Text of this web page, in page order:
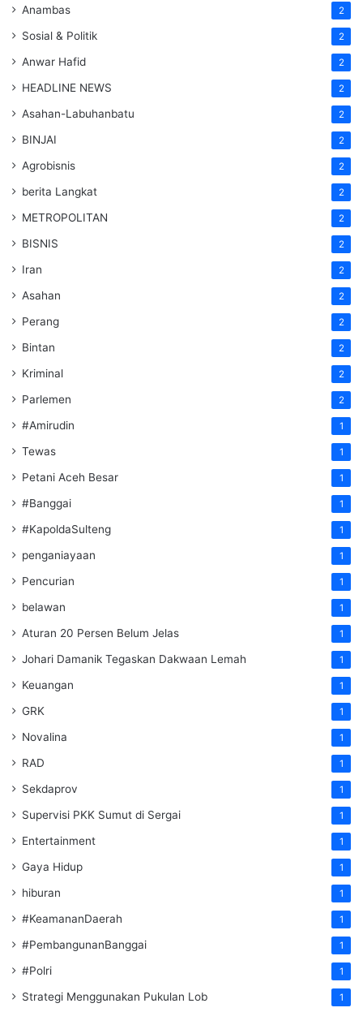
Anambas 2
Sosial & Politik 2
Anwar Hafid 2
HEADLINE NEWS 2
Asahan-Labuhanbatu 2
BINJAI 2
Agrobisnis 2
berita Langkat 2
METROPOLITAN 2
BISNIS 2
Iran 2
Asahan 2
Perang 2
Bintan 2
Kriminal 2
Parlemen 2
#Amirudin 1
Tewas 1
Petani Aceh Besar 1
#Banggai 1
#KapoldaSulteng 1
penganiayaan 1
Pencurian 1
belawan 1
Aturan 20 Persen Belum Jelas 1
Johari Damanik Tegaskan Dakwaan Lemah 1
Keuangan 1
GRK 1
Novalina 1
RAD 1
Sekdaprov 1
Supervisi PKK Sumut di Sergai 1
Entertainment 1
Gaya Hidup 1
hiburan 1
#KeamananDaerah 1
#PembangunanBanggai 1
#Polri 1
Strategi Menggunakan Pukulan Lob 1